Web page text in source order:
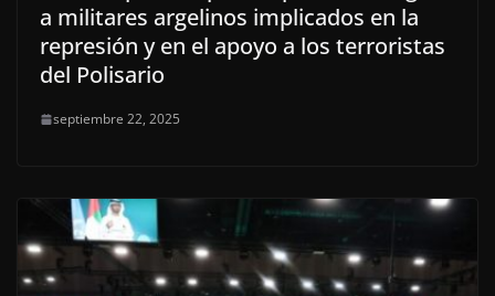
a militares argelinos implicados en la
represión y en el apoyo a los terroristas
del Polisario
septiembre 22, 2025